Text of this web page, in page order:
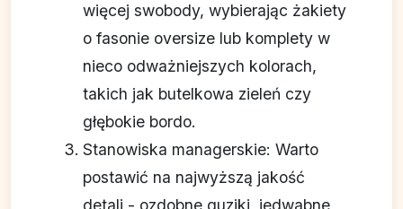
więcej swobody, wybierając żakiety
o fasonie oversize lub komplety w
nieco odważniejszych kolorach,
takich jak butelkowa zieleń czy
głębokie bordo.
Stanowiska managerskie: Warto
postawić na najwyższą jakość
detali - ozdobne guziki, jedwabne